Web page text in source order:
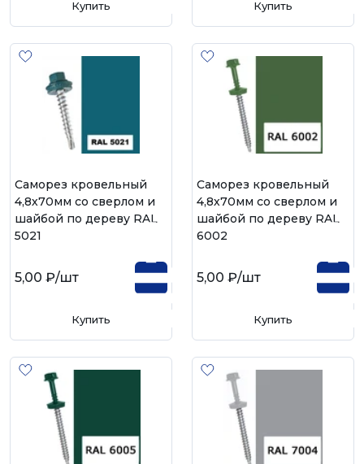
Купить Купить
Саморез кровельный
4,8х70мм со сверлом и
шайбой по дереву RAL
5021
5,00 ₽/шт
Купить
Саморез кровельный
4,8х70мм со сверлом и
шайбой по дереву RAL
6002
5,00 ₽/шт
Купить